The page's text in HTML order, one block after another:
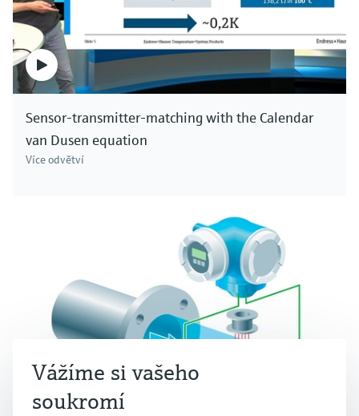
Sensor-transmitter-matching with the Calendar
van Dusen equation
Více odvětví
Vážíme si vašeho
soukromí